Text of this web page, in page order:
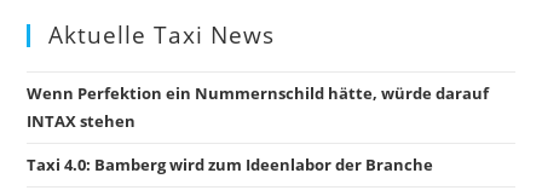
Aktuelle Taxi News
Wenn Perfektion ein Nummernschild hätte, würde darauf
INTAX stehen
Taxi 4.0: Bamberg wird zum Ideenlabor der Branche